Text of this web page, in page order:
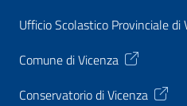
Ufficio Scolastico Provinciale di
Comune di Vicenza
Conservatorio di Vicenza